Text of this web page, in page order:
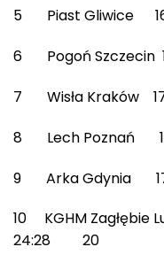
5 Piast
6 Pogoń
7 Wisła
8 Lech
9 Arka
10 KGHM
24:28 20